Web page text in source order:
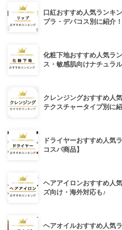
口紅おすすめ人気ランキ
プラ・デパコス別に紹介！
化粧下地おすすめ人気ラ
ス・敏感肌向けナチュラ
クレンジングおすすめ人
テクスチャータイプ別に紹
ドライヤーおすすめ人気
コスパ商品】
ヘアアイロンおすすめ人
ズ向け・海外対応も♪
ヘアオイルおすすめ人気